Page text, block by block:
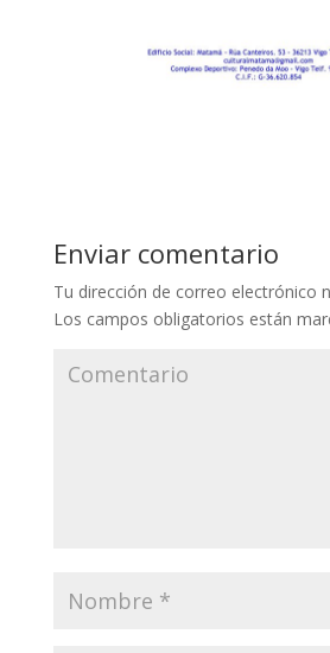
Enviar comentario
Tu dirección de correo electrónico
Los campos obligatorios están